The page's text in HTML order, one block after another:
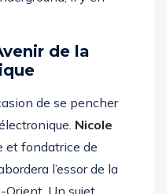
il y en
de la
de se pencher
Nicole
et fondatrice de
l’essor de la